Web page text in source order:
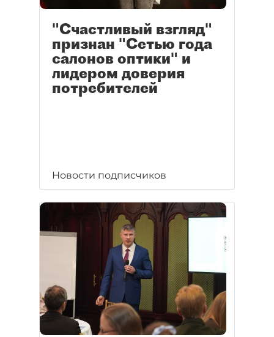
"Счастливый взгляд"
признан "Сетью года
салонов оптики" и
лидером доверия
потребителей
Новости подписчиков